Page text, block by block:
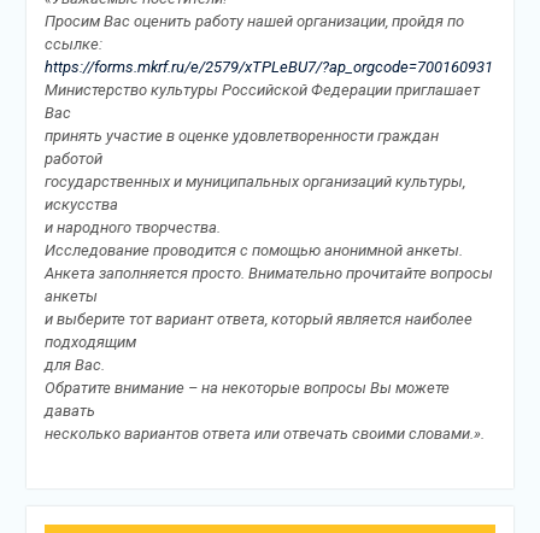
Просим Вас оценить работу нашей организации, пройдя по
ссылке:
https://forms.mkrf.ru/e/2579/xTPLeBU7/?ap_orgcode=700160931
Министерство культуры Российской Федерации приглашает
Вас
принять участие в оценке удовлетворенности граждан
работой
государственных и муниципальных организаций культуры,
искусства
и народного творчества.
Исследование проводится с помощью анонимной анкеты.
Анкета заполняется просто. Внимательно прочитайте вопросы
анкеты
и выберите тот вариант ответа, который является наиболее
подходящим
для Вас.
Обратите внимание – на некоторые вопросы Вы можете
давать
несколько вариантов ответа или отвечать своими словами.».